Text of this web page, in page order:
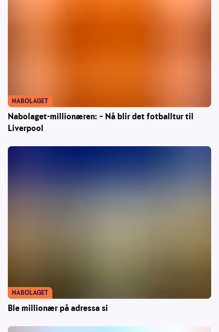
Nabolaget-millionæren: – Nå blir det fotballtur til
Liverpool
NABOLAGET
Ble millionær på adressa si
NABOLAGET